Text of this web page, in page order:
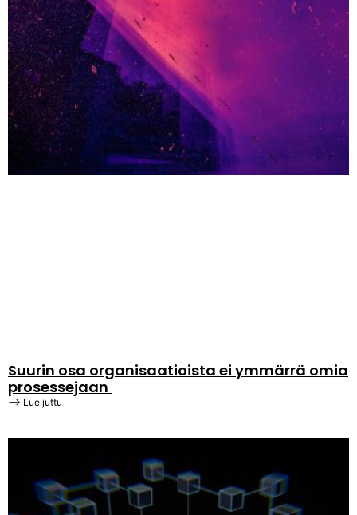
Suurin osa organisaatioista ei ymmärrä omia
prosessejaan
⟶ Lue juttu